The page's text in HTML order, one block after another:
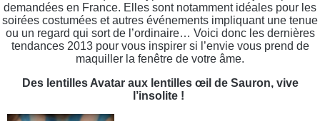
demandées en France. Elles sont notamment idéales pour les
soirées costumées et autres événements impliquant une tenue
ou un regard qui sort de l’ordinaire… Voici donc les dernières
tendances 2013 pour vous inspirer si l’envie vous prend de
maquiller la fenêtre de votre âme.
Des lentilles Avatar aux lentilles œil de Sauron, vive
l’insolite !